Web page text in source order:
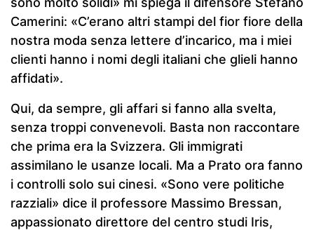
Camerini: «C’erano altri stampi del fior fiore della
nostra moda senza lettere d’incarico, ma i miei
clienti hanno i nomi degli italiani che glieli hanno
affidati».
Qui, da sempre, gli affari si fanno alla svelta,
senza troppi convenevoli. Basta non raccontare
che prima era la Svizzera. Gli immigrati
assimilano le usanze locali. Ma a Prato ora fanno
i controlli solo sui cinesi. «Sono vere politiche
razziali» dice il professore Massimo Bressan,
appassionato direttore del centro studi Iris,